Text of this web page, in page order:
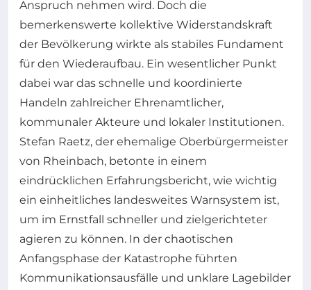
Anspruch nehmen wird. Doch die
bemerkenswerte kollektive Widerstandskraft
der Bevölkerung wirkte als stabiles Fundament
für den Wiederaufbau. Ein wesentlicher Punkt
dabei war das schnelle und koordinierte
Handeln zahlreicher Ehrenamtlicher,
kommunaler Akteure und lokaler Institutionen.
Stefan Raetz, der ehemalige Oberbürgermeister
von Rheinbach, betonte in einem
eindrücklichen Erfahrungsbericht, wie wichtig
ein einheitliches landesweites Warnsystem ist,
um im Ernstfall schneller und zielgerichteter
agieren zu können. In der chaotischen
Anfangsphase der Katastrophe führten
Kommunikationsausfälle und unklare Lagebilder